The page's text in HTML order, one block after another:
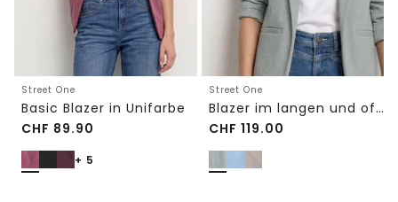
Street One
Basic Blazer in Unifarbe
CHF 89.90
+ 5
Street One
Blazer im langen und offenen Schnitt
CHF 119.00